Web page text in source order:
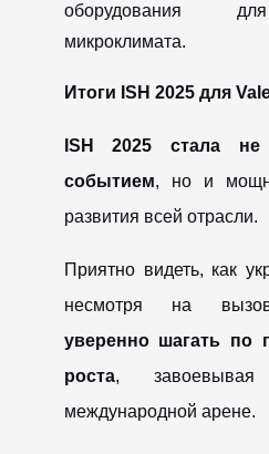
оборудования
микроклимата.
Итоги ISH 2025 для
ISH 2025 стала
событием, но и
развития всей отрасли.
Приятно видеть, как
несмотря на
уверенно шагать по
роста,
международной арене.